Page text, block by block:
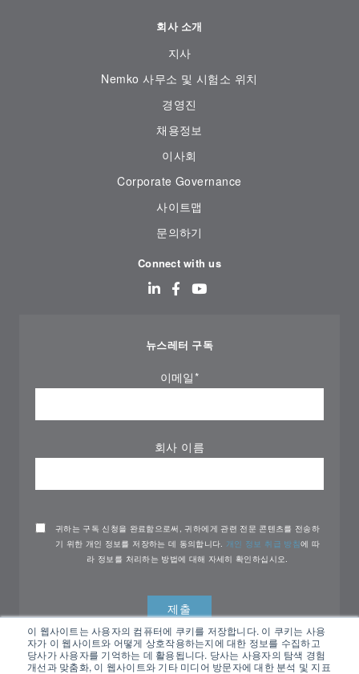
이 웹사이트는 사용자의 컴퓨터에 쿠키를 저장합니다. 이 쿠키는 사용
자가 이 웹사이트와 어떻게 상호작용하는지에 대한 정보를 수집하고
당사가 사용자를 기억하는 데 활용됩니다. 당사는 사용자의 탐색 경험
개선과 맞춤화, 이 웹사이트와 기타 미디어 방문자에 대한 분석 및 지표
회사 소개
지사
Nemko 사무소 및 시험소 위치
경영진
채용정보
이사회
Corporate Governance
사이트맵
문의하기
Connect with us
뉴스레터 구독
이메일*
회사 이름
귀하는 구독 신청을 완료함으로써, 귀하에게 관련 전문 콘텐츠를 전송하
기 위한 개인 정보를 저장하는 데 동의합니다. 개인 정보 취급 방침에 따
라 정보를 처리하는 방법에 대해 자세히 확인하십시오.